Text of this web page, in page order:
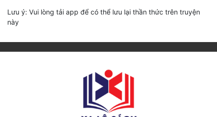
Lưu ý: Vui lòng tải app để có thể lưu lại thần thức trên truyện
này